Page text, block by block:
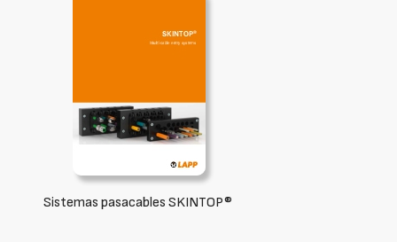
Sistemas pasacables SKINTOP®